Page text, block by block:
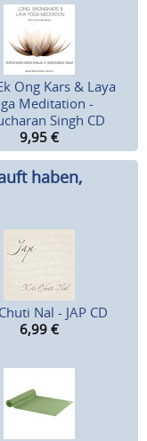
Ong Kars & Laya
Meditation -
Singh CD
9,95 €
haben,
Nal - JAP CD
6,99 €